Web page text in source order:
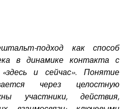
подход как способ
в динамике контакта с
и сейчас». Понятие
через целостную
участники, действия,